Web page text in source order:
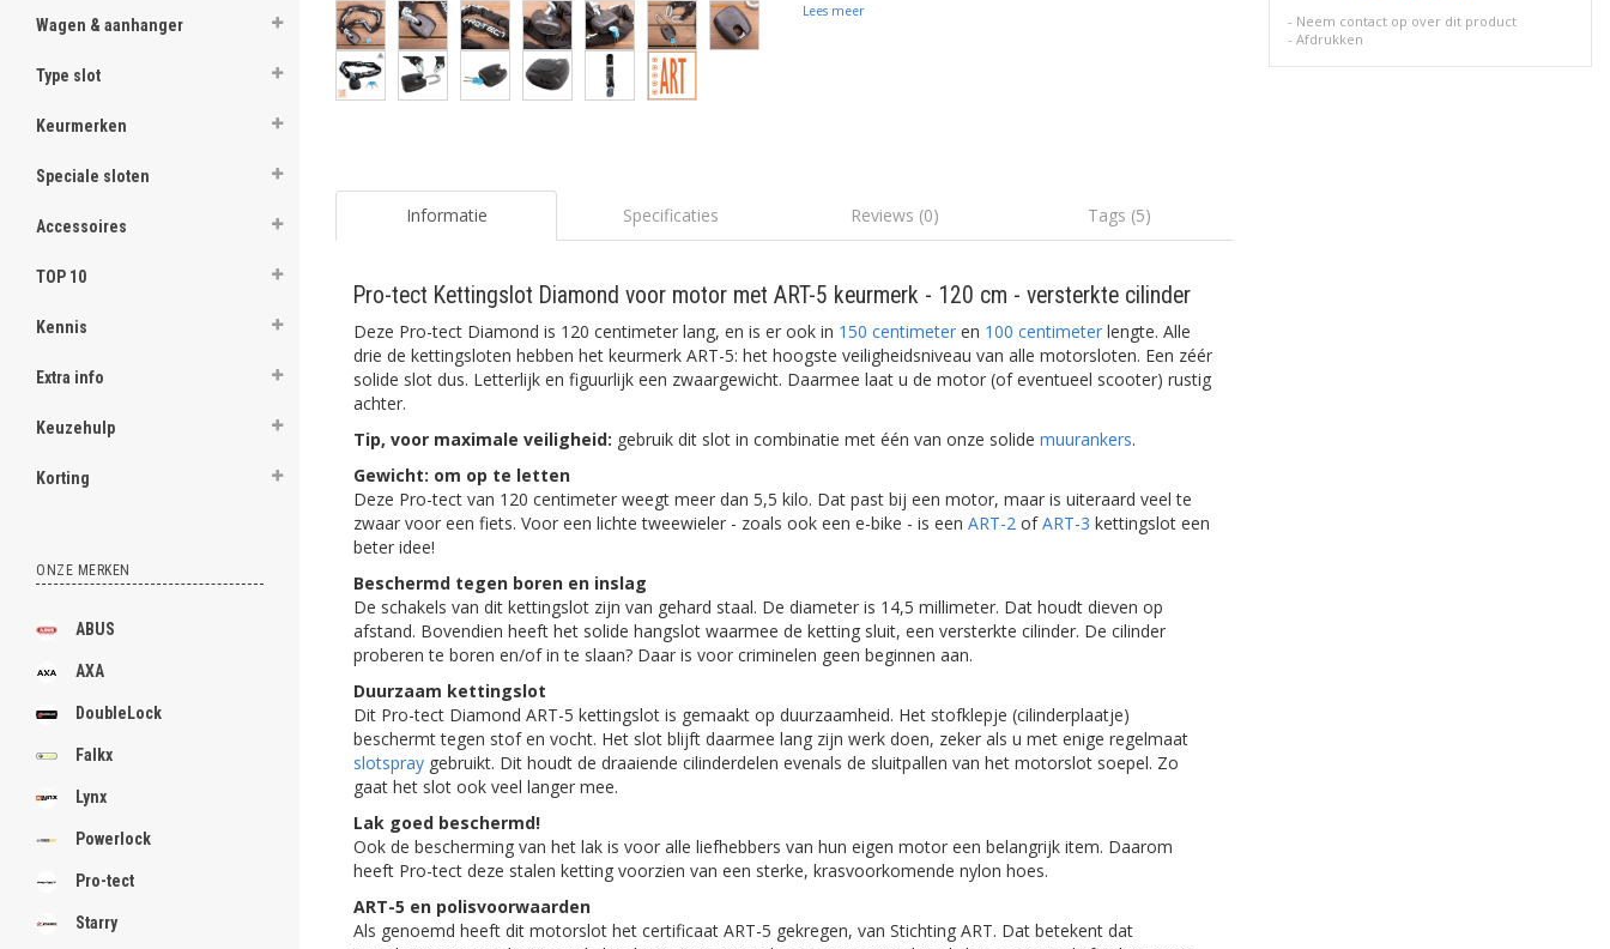
Wagen & aanhanger
Type slot
Keurmerken
Speciale sloten
Accessoires
TOP 10
Kennis
Extra info
Keuzehulp
Korting
ONZE MERKEN
ABUS
AXA
DoubleLock
Falkx
Lynx
Powerlock
Pro-tect
Starry
Lees meer
Informatie Specificaties Reviews (0) Tags (5)
Pro-tect Kettingslot Diamond voor motor met ART-5 keurmerk - 120 cm - versterkte cilinder
Deze Pro-tect Diamond is 120 centimeter lang, en is er ook in 150 centimeter en 100 centimeter lengte. Alle
drie de kettingsloten hebben het keurmerk ART-5: het hoogste veiligheidsniveau van alle motorsloten. Een zéér
solide slot dus. Letterlijk en figuurlijk een zwaargewicht. Daarmee laat u de motor (of eventueel scooter) rustig
achter.
Tip, voor maximale veiligheid: gebruik dit slot in combinatie met één van onze solide muurankers.
Gewicht: om op te letten
Deze Pro-tect van 120 centimeter weegt meer dan 5,5 kilo. Dat past bij een motor, maar is uiteraard veel te
zwaar voor een fiets. Voor een lichte tweewieler - zoals ook een e-bike - is een ART-2 ofART-3 kettingslot een
beter idee!
Beschermd tegen boren en inslag
De schakels van dit kettingslot zijn van gehard staal. De diameter is 14,5 millimeter. Dat houdt dieven op
afstand. Bovendien heeft het solide hangslot waarmee de ketting sluit, een versterkte cilinder. De cilinder
proberen te boren en/of in te slaan? Daar is voor criminelen geen beginnen aan.
Duurzaam kettingslot
Dit Pro-tect Diamond ART-5 kettingslot is gemaakt op duurzaamheid. Het stofklepje (cilinderplaatje)
beschermt tegen stof en vocht. Het slot blijft daarmee lang zijn werk doen, zeker als u met enige regelmaat
slotspray gebruikt. Dit houdt de draaiende cilinderdelen evenals de sluitpallen van het motorslot soepel. Zo
gaat het slot ook veel langer mee.
Lak goed beschermd!
Ook de bescherming van het lak is voor alle liefhebbers van hun eigen motor een belangrijk item. Daarom
heeft Pro-tect deze stalen ketting voorzien van een sterke, krasvoorkomende nylon hoes.
ART-5 en polisvoorwaarden
Als genoemd heeft dit motorslot het certificaat ART-5 gekregen, van Stichting ART. Dat betekent dat
- Neem contact op over dit product
-Afdrukken